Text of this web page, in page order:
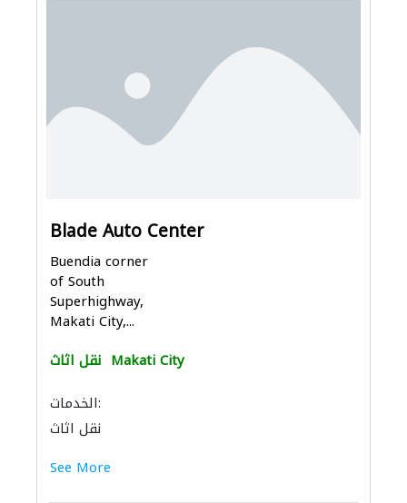
Blade Auto Center
Buendia corner
of South
Superhighway,
Makati City,...
نقل اثاث Makati City
الخدمات:
نقل اثاث
See More